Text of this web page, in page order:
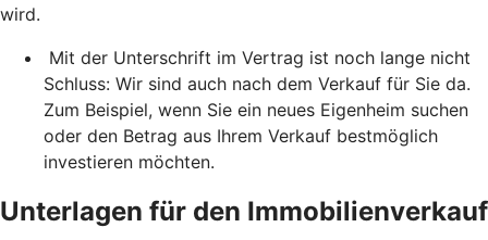
wird.
Mit der Unterschrift im Vertrag ist noch lange nicht
Schluss: Wir sind auch nach dem Verkauf für Sie da.
Zum Beispiel, wenn Sie ein neues Eigenheim suchen
oder den Betrag aus Ihrem Verkauf bestmöglich
investieren möchten.
Unterlagen für den Immobilienverkauf